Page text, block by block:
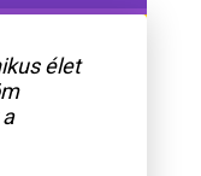
élet